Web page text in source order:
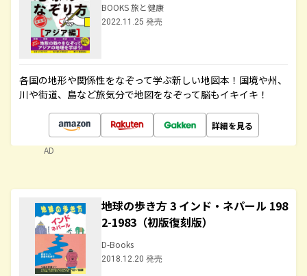
BOOKS 旅と健康
2022.11.25 発売
各国の地形や関係性をなぞって学ぶ新しい地図本！国境や州、
川や街道、島など旅気分で地図をなぞって脳もイキイキ！
詳細を見る
AD
地球の歩き方 3 インド・ネパール 198
2-1983（初版復刻版）
D-Books
2018.12.20 発売